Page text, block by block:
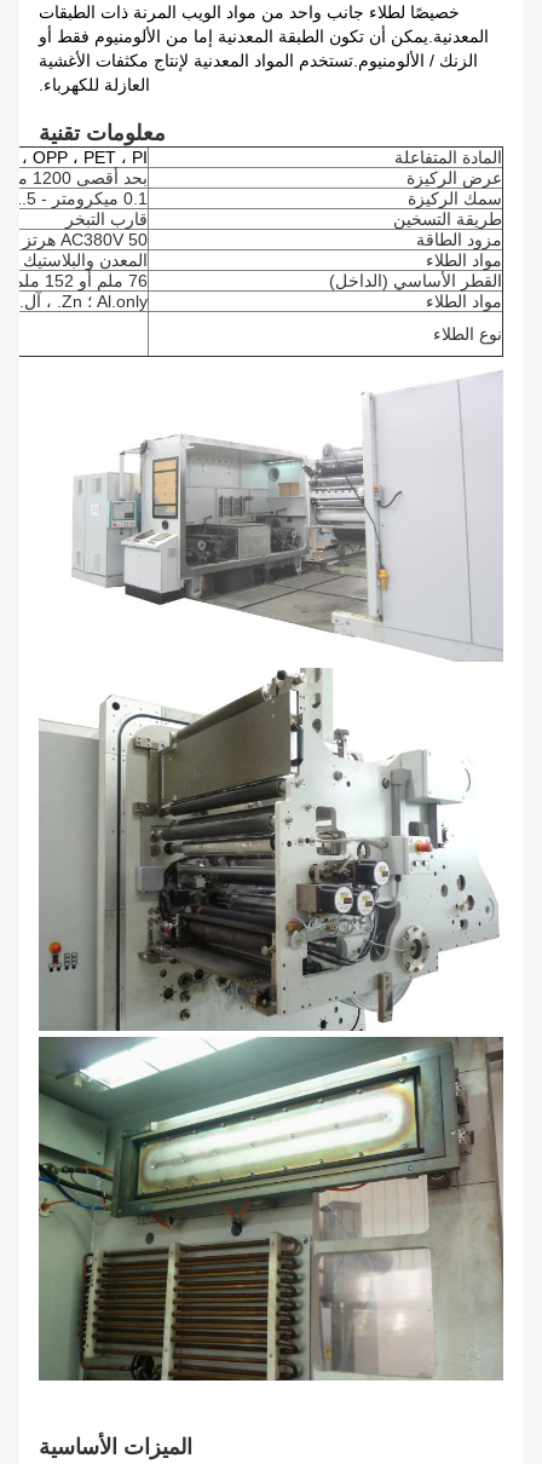
خصيصًا لطلاء جانب واحد من مواد الويب المرنة ذات الطبقات
المعدنية.يمكن أن تكون الطبقة المعدنية إما من الألومنيوم فقط أو
الزنك / الألومنيوم.تستخدم المواد المعدنية لإنتاج مكثفات الأغشية
العازلة للكهرباء.
معلومات تقنية
المادة المتفاعلة
OPP ، PET ، PI ، إلخ.
عرض الركيزة
بحد أقصى 1200 ملم
سمك الركيزة
0.1 ميكرومتر - 1.5 ميكرومتر
طريقة التسخين
قارب التبخر
مزود الطاقة
AC380V 50 هرتز + PE
مواد الطلاء
المعدن والبلاستيك
القطر الأساسي (الداخل)
76 ملم أو 152 ملم
مواد الطلاء
Al.only ؛ Zn. ، آل.
نوع الطلاء
الميزات الأساسية